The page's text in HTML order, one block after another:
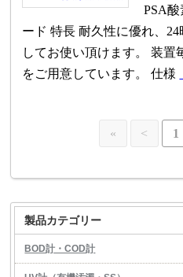
PSA
ード 特長 耐久性に優れ、
してお使い頂けます。 装置
をご用意しています。 仕様
« < 1
製品カテゴリー
BOD計・COD計